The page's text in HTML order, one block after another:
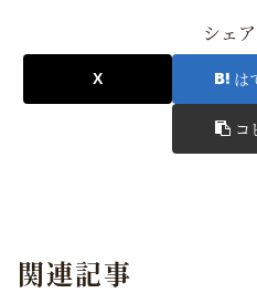
シェ
は
コ
関連記事